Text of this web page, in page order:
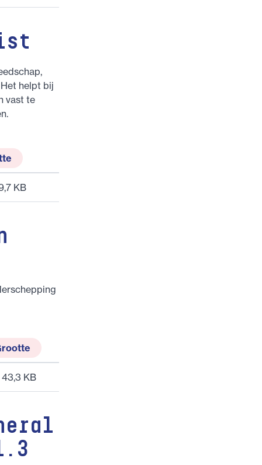
helpt bij
vast te
KB
43,3 KB